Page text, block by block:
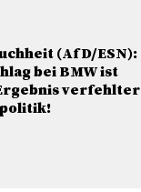
(AfD/ESN):
bei BMW ist
verfehlter